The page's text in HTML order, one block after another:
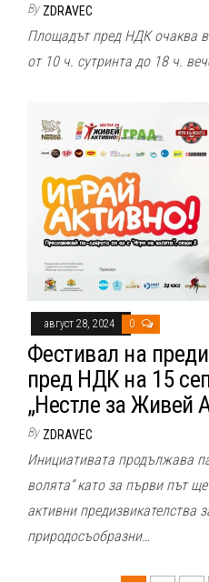
By ZDRAVEC
Площадът пред НДК очаква
от 10 ч. сутринта до 18 ч.
август 28, 2024 0
Фестивал на
пред НДК на 15
„Нестле за Живей
By ZDRAVEC
Инициативата продължава
волята“ като за първи път
активни предизвикателства
природосъобразни…